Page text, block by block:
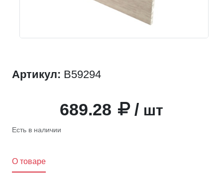
Артикул: B59294
689.28 / шт
Есть в наличии
O товаре